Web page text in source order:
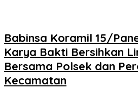
Babinsa Koramil 15/
Karya Bakti Bersihkan
Bersama Polsek dan
Kecamatan